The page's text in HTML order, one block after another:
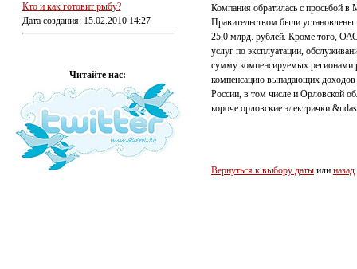
Кто и как готовит рыбу?
Дата создания: 15.02.2010 14:27
Читайте нас:
Компания обратилась с просьбой
Правительством были
25,0 млрд. рублей. Кроме того,
услуг по эксплуатации,
сумму компенсируемых регионами
компенсацию выпадающих доходов
России, в том числе и Орловской
короче орловские электрички
Вернуться к выбору даты или назад